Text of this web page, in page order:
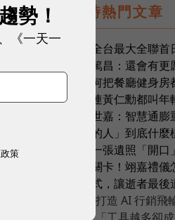
即時熱門文章
全台最大全聯
篤昌：還會有
何把餐廳健身房
連黃仁勳都叫
世嘉：智慧通
的人」到底什麼
一張遺照「開
關卡！翊嘉禮
式，讓逝者最後
打造 AI 行銷飛
勢！
《一天一
策